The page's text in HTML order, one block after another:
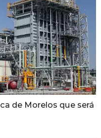
de Morelos que será